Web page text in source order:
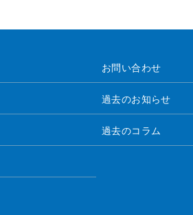
お問い合わせ
過去のお知らせ
過去のコラム